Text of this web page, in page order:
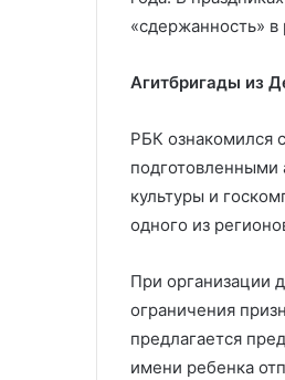
«сдержанность» в
Агитбригады из
РБК ознакомился
подготовленными
культуры и
одного из
При организации
ограничения
предлагается
имени ребенка
сдать золото и бриллианты